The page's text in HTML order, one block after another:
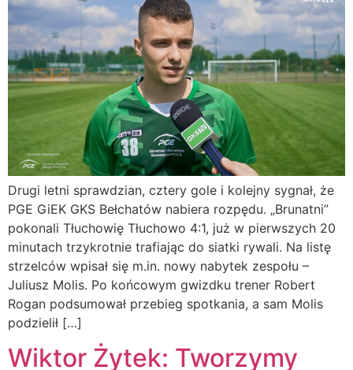
Drugi letni sprawdzian, cztery gole i kolejny sygnał, że
PGE GiEK GKS Bełchatów nabiera rozpędu. „Brunatni”
pokonali Tłuchowię Tłuchowo 4:1, już w pierwszych 20
minutach trzykrotnie trafiając do siatki rywali. Na listę
strzelców wpisał się m.in. nowy nabytek zespołu –
Juliusz Molis. Po końcowym gwizdku trener Robert
Rogan podsumował przebieg spotkania, a sam Molis
podzielił […]
Wiktor Żytek: Tworzymy